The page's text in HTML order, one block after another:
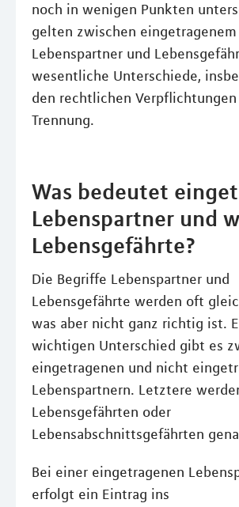
noch in wenigen Punkten
gelten zwischen eingetragenem
Lebenspartner und
wesentliche Unterschiede,
den rechtlichen
Trennung.
Was bedeutet
Lebenspartner und
Lebensgefährte?
Die Begriffe Lebenspartner und
Lebensgefährte werden oft
was aber nicht ganz richtig ist.
wichtigen Unterschied gibt es
eingetragenen und nicht
Lebenspartnern. Letztere
Lebensgefährten oder
Lebensabschnittsgefährten
Bei einer eingetragenen
erfolgt ein Eintrag ins